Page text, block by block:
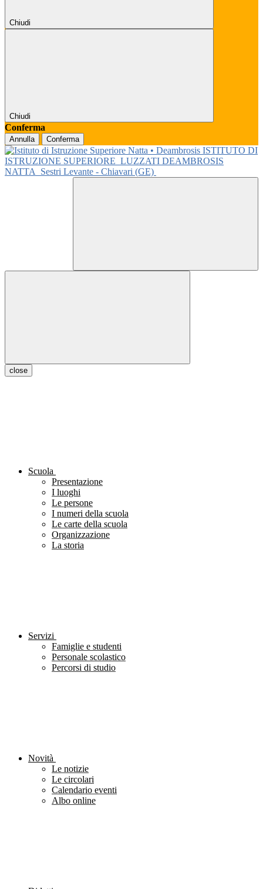
Chiudi
Chiudi
Conferma
Annulla Conferma
ISTITUTO DI
ISTRUZIONE SUPERIORE LUZZATI DEAMBROSIS
NATTA
Sestri Levante - Chiavari (GE)
close
Scuola
Presentazione
I luoghi
Le persone
I numeri della scuola
Le carte della scuola
Organizzazione
La storia
Servizi
Famiglie e studenti
Personale scolastico
Percorsi di studio
Novità
Le notizie
Le circolari
Calendario eventi
Albo online